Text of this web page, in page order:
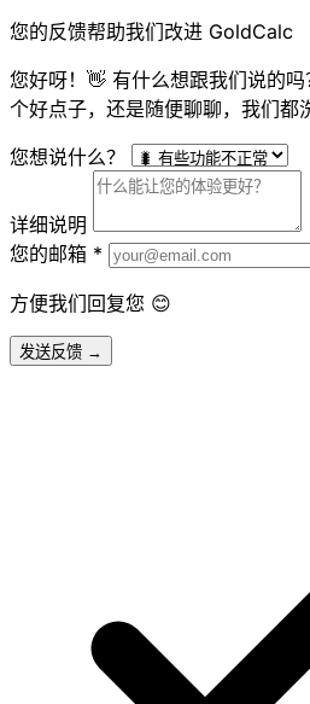
您的反馈帮助我们改进 GoldCalc
您好呀！👋 有什么想跟我们说的
个好点子，还是随便聊聊，我们都
您想说什么？
详细说明
您的邮箱 *
方便我们回复您 😊
发送反馈 →